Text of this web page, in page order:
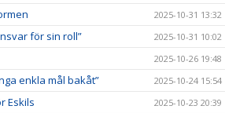
2025-10-31 13:32
för sin roll” 2025-10-31 10:02
2025-10-26 19:48
enkla mål bakåt” 2025-10-24 15:54
Eskils 2025-10-23 20:39